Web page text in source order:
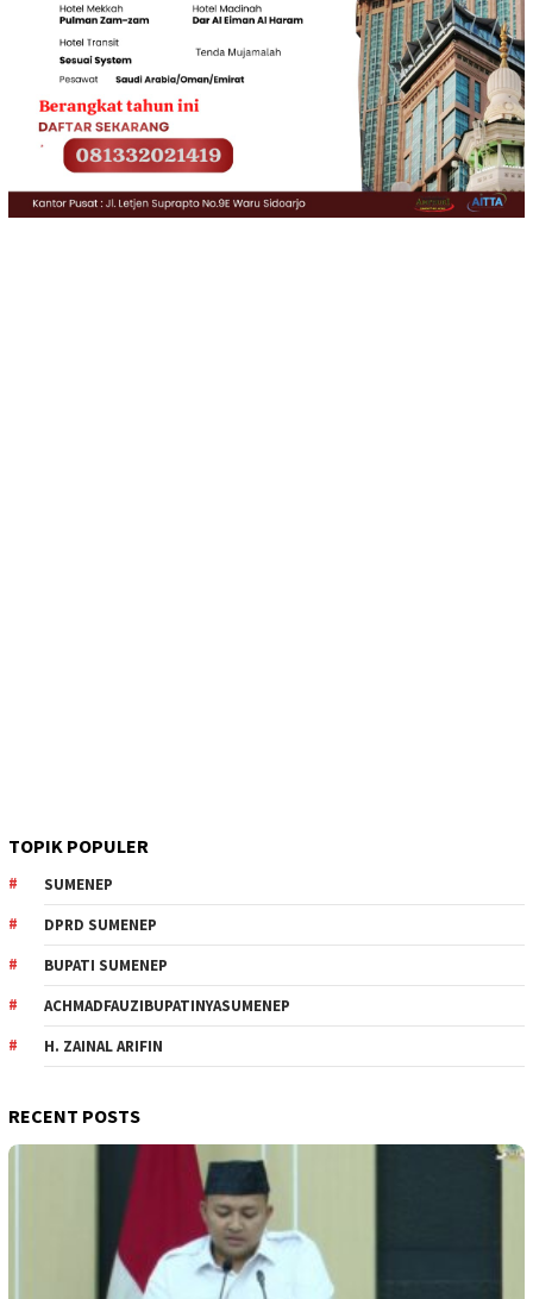
TOPIK POPULER
SUMENEP
DPRD SUMENEP
BUPATI SUMENEP
ACHMADFAUZIBUPATINYASUMENEP
H. ZAINAL ARIFIN
RECENT POSTS